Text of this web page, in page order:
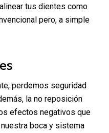
tus dientes como
pero, a simple
perdemos seguridad
la no reposición
efectos negativos que
boca y sistema